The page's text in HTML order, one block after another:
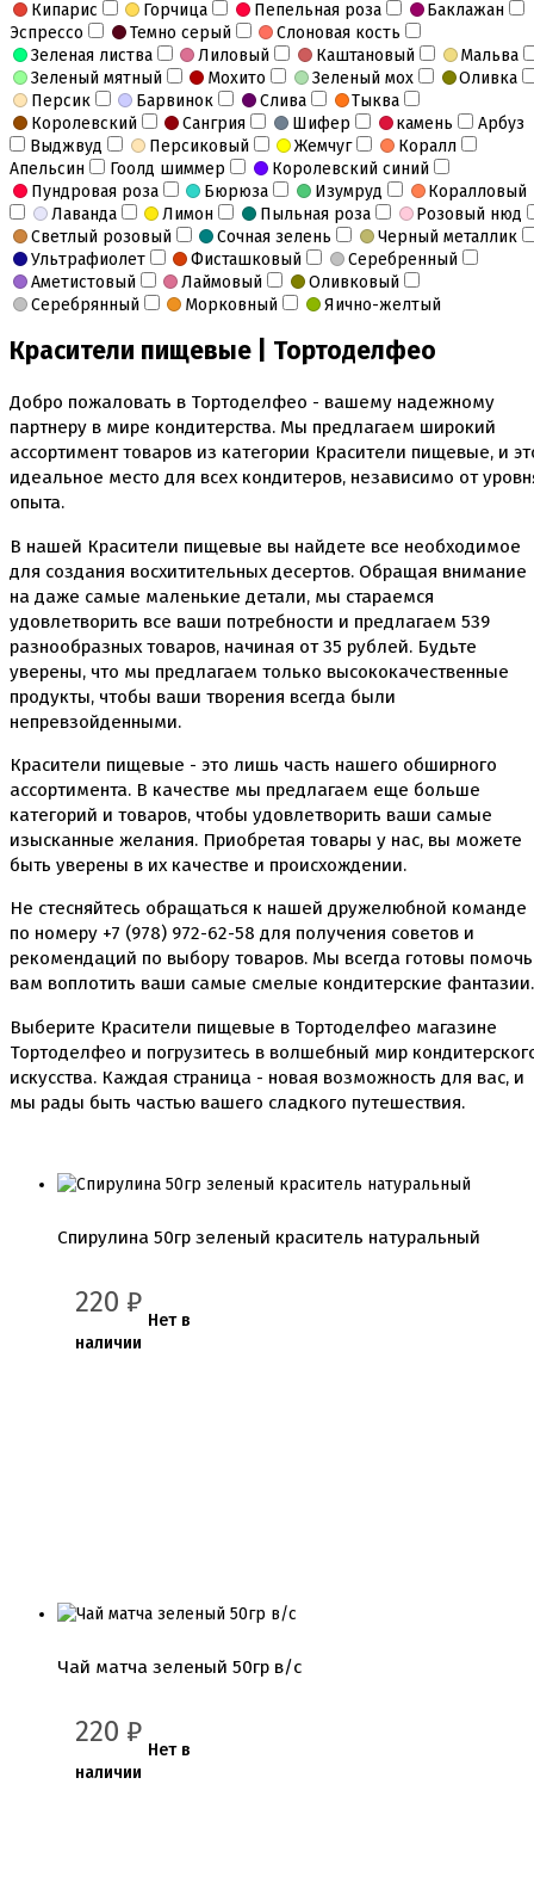
Кипарис Горчица Пепельная роза
Баклажан
Эспрессо
Темно серый
Слоновая кость
Зеленая листва
Лиловый Каштановый
Мальва
Зеленый мятный
Мохито Зеленый мох
Оливка
Персик
Барвинок Слива
Тыква
Королевский
Сангрия Шифер камень
Арбуз
Выджвуд
Персиковый Жемчуг
Коралл
Апельсин
Гоолд шиммер
Королевский синий
Пундровая роза
Бюрюза Изумруд
Коралловый
Лаванда
Лимон Пыльная роза
Розовый нюд
Светлый розовый
Сочная зелень
Черный металлик
Ультрафиолет
Фисташковый
Серебренный
Аметистовый
Лаймовый
Оливковый
Серебрянный
Морковный Яично-желтый
Красители пищевые | Тортоделфео
Добро пожаловать в Тортоделфео - вашему надежному
партнеру в мире кондитерства. Мы предлагаем широкий
ассортимент товаров из категории Красители пищевые, и
идеальное место для всех кондитеров, независимо от
опыта.
В нашей Красители пищевые вы найдете все необходимое
для создания восхитительных десертов. Обращая внимание
на даже самые маленькие детали, мы стараемся
удовлетворить все ваши потребности и предлагаем 539
разнообразных товаров, начиная от 35 рублей. Будьте
уверены, что мы предлагаем только высококачественные
продукты, чтобы ваши творения всегда были
непревзойденными.
Красители пищевые - это лишь часть нашего обширного
ассортимента. В качестве мы предлагаем еще больше
категорий и товаров, чтобы удовлетворить ваши самые
изысканные желания. Приобретая товары у нас, вы можете
быть уверены в их качестве и происхождении.
Не стесняйтесь обращаться к нашей дружелюбной команде
по номеру +7 (978) 972-62-58 для получения советов и
рекомендаций по выбору товаров. Мы всегда готовы помочь
вам воплотить ваши самые смелые кондитерские фантазии.
Выберите Красители пищевые в Тортоделфео магазине
Тортоделфео и погрузитесь в волшебный мир
искусства. Каждая страница - новая возможность для вас, и
мы рады быть частью вашего сладкого путешествия.
Спирулина 50гр зеленый краситель натуральный
220 ₽
Нет в
наличии
Чай матча зеленый 50гр в/с
220 ₽
Нет в
наличии